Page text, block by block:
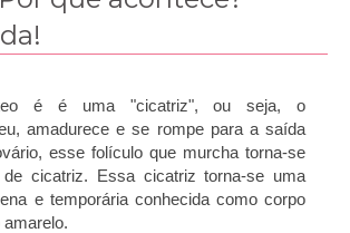
é é uma "cicatriz", ou seja, o
amadurece e se rompe para a saída
esse folículo que murcha torna-se
cicatriz. Essa cicatriz torna-se uma
e temporária conhecida como corpo
amarelo.